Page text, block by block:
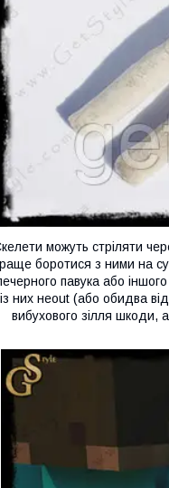
можуть стріляти
боротися з ними на
павука або
із них неout (або обидва
вибухового зілля шкоди,